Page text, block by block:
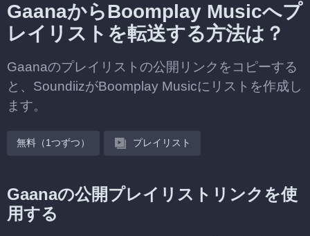
GaanaからBoomplay Musicへプ
レイリストを転送する方法は？
Gaanaのプレイリストの公開リンクをコピーする
と、SoundiizがBoomplay Musicにリストを作成し
ます。
無料（1つずつ） プレイリスト
Gaanaの公開プレイリストリンクを使
用する